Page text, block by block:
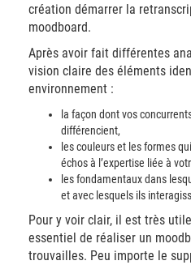
création démarrer la
moodboard.
Après avoir fait différentes
vision claire des éléments
environnement :
la façon dont vos
différencient,
les couleurs et les formes
échos à l’expertise liée à
les fondamentaux dans
et avec lesquels ils
Pour y voir clair, il est très
essentiel de réaliser un
trouvailles. Peu importe le